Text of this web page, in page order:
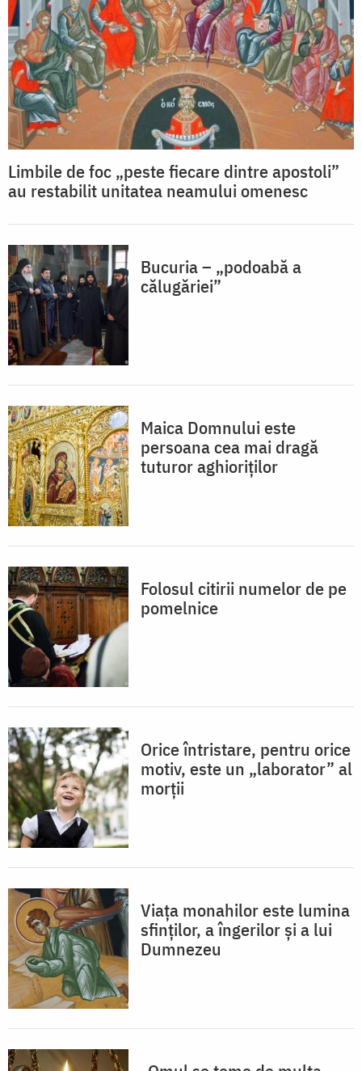
Limbile de foc „peste fiecare dintre apostoli”
au restabilit unitatea neamului omenesc
Bucuria – „podoabă a
călugăriei”
Maica Domnului este
persoana cea mai dragă
tuturor aghioriților
Folosul citirii numelor de pe
pomelnice
Orice întristare, pentru orice
motiv, este un „laborator” al
morții
Viața monahilor este lumina
sfinților, a îngerilor și a lui
Dumnezeu